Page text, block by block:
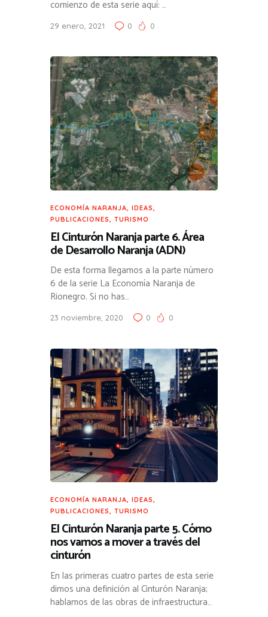
comienzo de esta serie aquí: …
29 enero, 2021 0 0
ECONOMÍA NARANJA IDEAS
PUBLICACIONES
TURISMO
El Cinturón Naranja parte 6. Área
de Desarrollo Naranja (ADN)
De esta forma llegamos a la parte número
6 de la serie La Economía Naranja de
Rionegro. Si no has…
23 noviembre, 2020 0 0
ECONOMÍA NARANJA, IDEAS,
PUBLICACIONES, TURISMO
El Cinturón Naranja parte 5. Cómo
nos vamos a mover a través del
cinturón
En las primeras cuatro partes de esta serie
dimos una definición al Cinturón Naranja;
hablamos de las obras de infraestructura…